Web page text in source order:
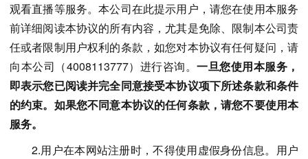
观看直播等服务。本公司在此提示用户，请您在使用本服务
前详细阅读本协议的所有内容，尤其是免除、限制本公司责
任或者限制用户权利的条款，如您对本协议有任何疑问，请
向本公司（4008113777）进行咨询。 一旦您使用本服务，
即表示您已阅读并完全同意接受本协议项下所述条款和条件
的约束。如果您不同意本协议的任何条款，请您不要使用本
服务。
2.用户在本网站注册时，不得使用虚假身份信息。用户